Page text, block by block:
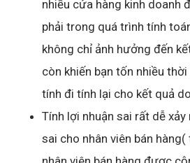
nhiều cửa hàng kinh doanh
phải trong quá trình tính
không chỉ ảnh hưởng đến
còn khiến bạn tốn nhiều
tính đi tính lại cho kết quả
Tính lợi nhuận sai rất dễ
sai cho nhân viên bán